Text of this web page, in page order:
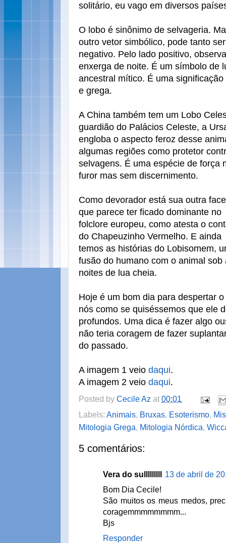
solitário, eu vago em diversos
O lobo é sinônimo de selvageria.
outro vetor simbólico, pode tanto
negativo. Pelo lado positivo,
enxerga de noite. É um símbolo de
ancestral mítico. É uma
e grega.
A China também tem um Lobo
guardião do Palácios Celeste, a
engloba o aspecto feroz desse
algumas regiões como protetor
selvagens. É uma espécie de força
furor mas sem discernimento.
Como devorador está sua outra
que parece ter ficado dominante no
folclore europeu, como atesta o
do Chapeuzinho Vermelho. E ainda
temos as histórias do Lobisomem,
fusão do humano com o animal sob
noites de lua cheia.
Hoje é um bom dia para despertar
nós como se quiséssemos que ele
profundos. Uma dica é fazer algo
não teria coragem de fazer
do passado.
A imagem 1 veio daqui.
A imagem 2 veio daqui.
Posted by Cecile Az at 00:01
Labels: Animais, Bruxas, Esoterismo,
Mitologia Grega, Mitologia Nórdica,
5 comentários:
Vera do sulllllllll
13 de abril de
Bom Dia Cecile!
São muitos os meus medos,
coragemmmmmmmm...
Bjs
Responder